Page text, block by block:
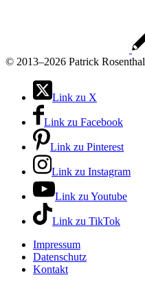
© 2013–2026 Patrick Rosenthal
Link zu X
Link zu Facebook
Link zu Pinterest
Link zu Instagram
Link zu Youtube
Link zu TikTok
Impressum
Datenschutz
Kontakt